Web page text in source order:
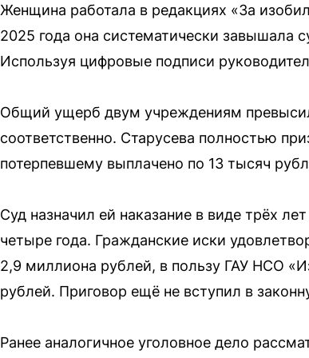
Женщина работала в редакциях «За
2025 года она систематически завышала
Используя цифровые подписи
Общий ущерб двум учреждениям
соответственно. Старусева полностью
потерпевшему выплачено по 13 тысяч
Суд назначил ей наказание в виде трёх
четыре года. Гражданские иски
2,9 миллиона рублей, в пользу ГАУ НСО
рублей. Приговор ещё не вступил в
Ранее аналогичное уголовное дело